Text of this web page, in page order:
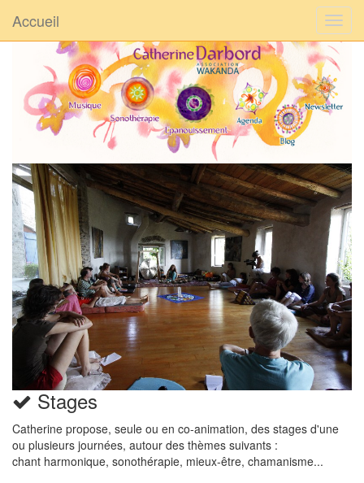
Accueil
Stages
Catherine propose, seule ou en co-animation, des stages d'une
ou plusieurs journées, autour des thèmes suivants :
chant harmonique, sonothérapie, mieux-être, chamanisme...